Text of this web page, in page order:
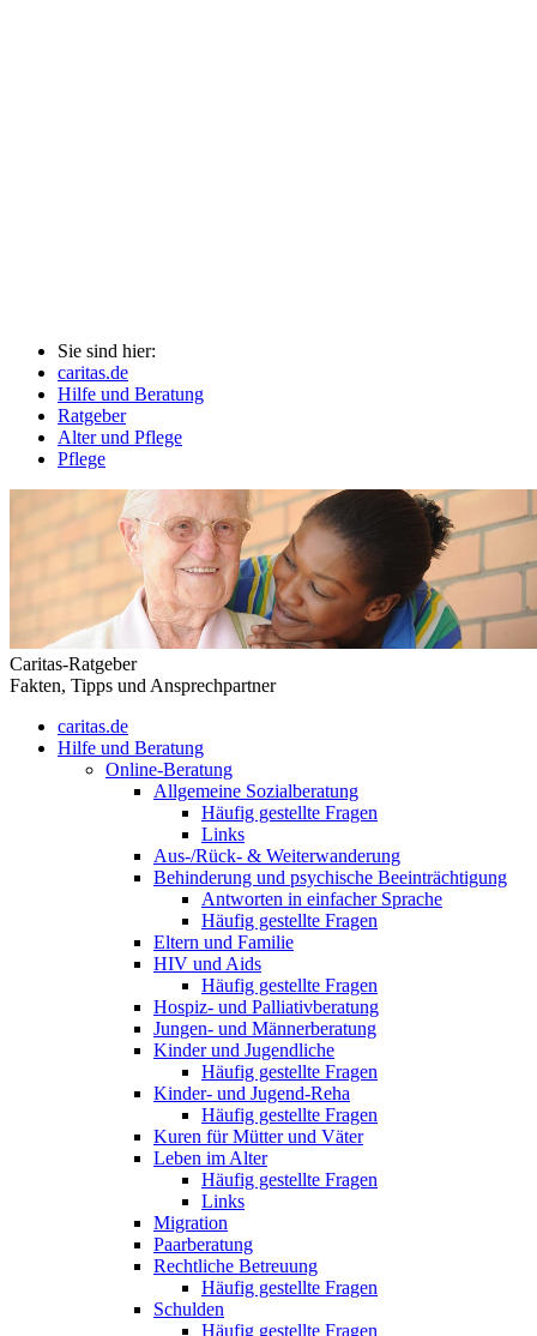
Sie sind hier:
caritas.de
Hilfe und Beratung
Ratgeber
Alter und Pflege
Pflege
Caritas-Ratgeber
Fakten, Tipps und Ansprechpartner
caritas.de
Hilfe und Beratung
Online-Beratung
Allgemeine Sozialberatung
Häufig gestellte Fragen
Links
Aus-/Rück- & Weiterwanderung
Behinderung und psychische Beeinträchtigung
Antworten in einfacher Sprache
Häufig gestellte Fragen
Eltern und Familie
HIV und Aids
Häufig gestellte Fragen
Hospiz- und Palliativberatung
Jungen- und Männerberatung
Kinder und Jugendliche
Häufig gestellte Fragen
Kinder- und Jugend-Reha
Häufig gestellte Fragen
Kuren für Mütter und Väter
Leben im Alter
Häufig gestellte Fragen
Links
Migration
Paarberatung
Rechtliche Betreuung
Häufig gestellte Fragen
Schulden
Häufig gestellte Fragen